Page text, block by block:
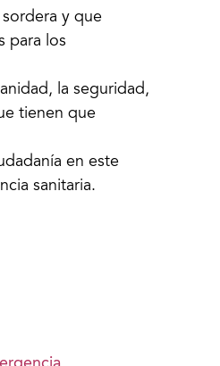
y que
para los
la seguridad,
tienen que
en este
sanitaria.